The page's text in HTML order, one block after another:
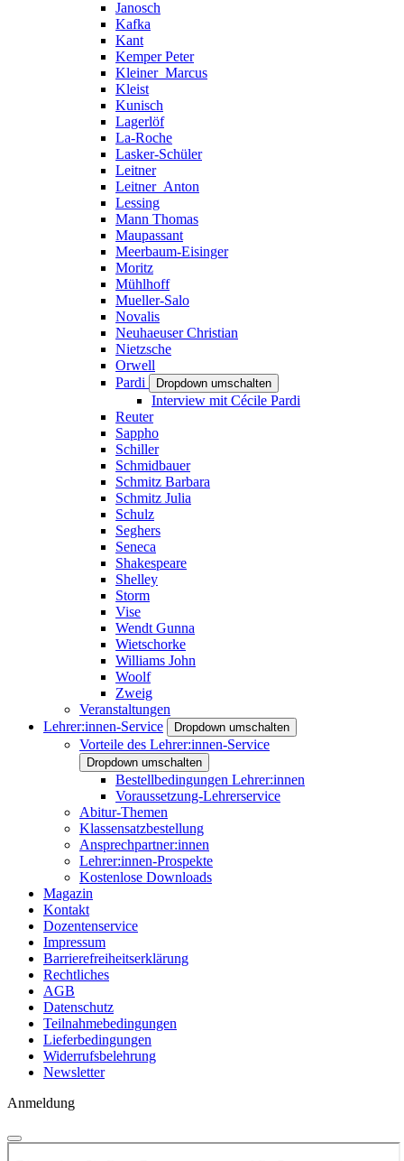
Janosch
Kafka
Kant
Kemper Peter
Kleiner_Marcus
Kleist
Kunisch
Lagerlöf
La-Roche
Lasker-Schüler
Leitner
Leitner_Anton
Lessing
Mann Thomas
Maupassant
Meerbaum-Eisinger
Moritz
Mühlhoff
Mueller-Salo
Novalis
Neuhaeuser Christian
Nietzsche
Orwell
Pardi
Dropdown umschalten
Interview mit Cécile Pardi
Reuter
Sappho
Schiller
Schmidbauer
Schmitz Barbara
Schmitz Julia
Schulz
Seghers
Seneca
Shakespeare
Shelley
Storm
Vise
Wendt Gunna
Wietschorke
Williams John
Woolf
Zweig
Veranstaltungen
Lehrer:innen-Service
Dropdown umschalten
Vorteile des Lehrer:innen-Service
Dropdown umschalten
Bestellbedingungen Lehrer:innen
Voraussetzung-Lehrerservice
Abitur-Themen
Klassensatzbestellung
Ansprechpartner:innen
Lehrer:innen-Prospekte
Kostenlose Downloads
Magazin
Kontakt
Dozentenservice
Impressum
Barrierefreiheitserklärung
Rechtliches
AGB
Datenschutz
Teilnahmebedingungen
Lieferbedingungen
Widerrufsbelehrung
Newsletter
Anmeldung